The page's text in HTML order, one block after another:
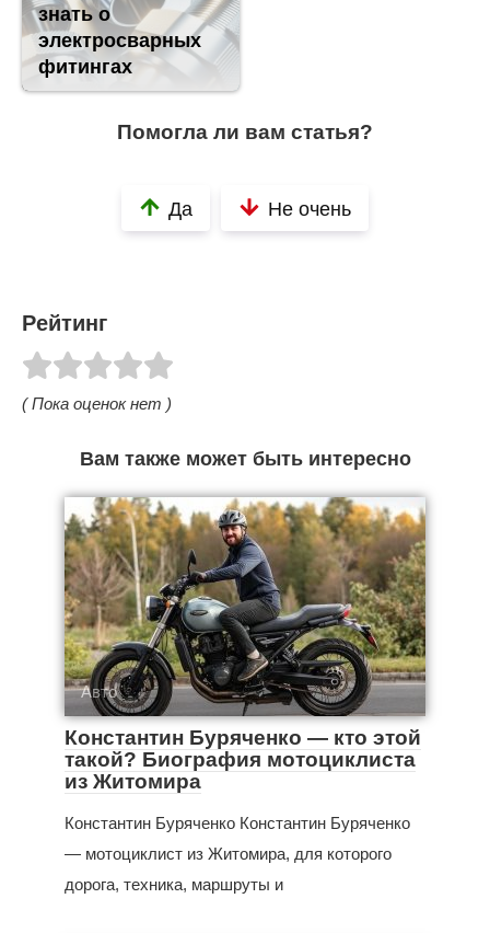
знать о
электросварных
фитингах
Помогла ли вам статья?
Да Не очень
Рейтинг
( Пока оценок нет )
Вам также может быть интересно
Авто
Константин Буряченко — кто этой
такой? Биография мотоциклиста
из Житомира
Константин Буряченко Константин Буряченко
— мотоциклист из Житомира, для которого
дорога, техника, маршруты и